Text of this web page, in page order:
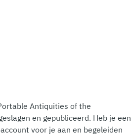
Antiquities of the
en gepubliceerd. Heb je een
voor je aan en begeleiden